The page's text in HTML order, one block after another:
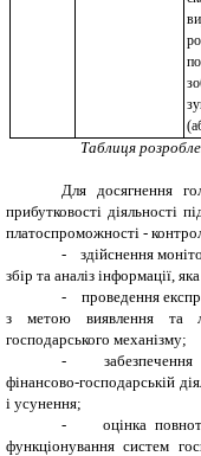
Таблиця
Для досягнення
прибутковості діяльності
платоспроможності -
-
здійснення
збір та аналіз інформації,
-
проведення
з метою виявлення та
господарського механізму;
-
фінансово-господарській
і усунення;
-
оцінка
функціонування систем